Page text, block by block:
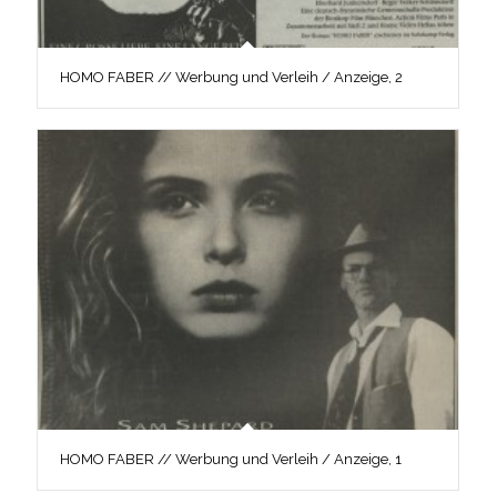
HOMO FABER // Werbung und Verleih / Anzeige, 2
HOMO FABER // Werbung und Verleih / Anzeige, 1